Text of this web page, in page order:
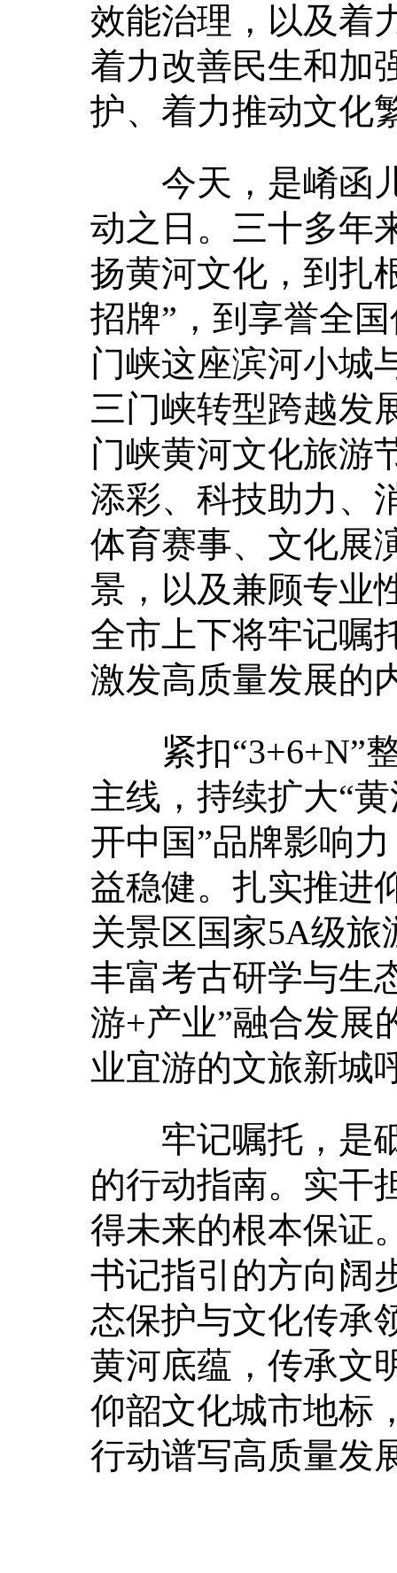
效能治理，以及着
着力改善民生和加
护、着力推动文化
今天，是崤函儿
动之日。三十多年
扬黄河文化，到扎
招牌”，到享誉全
门峡这座滨河小城
三门峡转型跨越发
门峡黄河文化旅游
添彩、科技助力、
体育赛事、文化展
景，以及兼顾专业
全市上下将牢记嘱
激发高质量发展的
紧扣“3+6+N”整
主线，持续扩大“
开中国”品牌影响
益稳健。扎实推进
关景区国家5A级旅
丰富考古研学与
游+产业”融合发展
业宜游的文旅新城
牢记嘱托，是砥
的行动指南。实干
得未来的根本保证
书记指引的方向阔
态保护与文化传承
黄河底蕴，传承文
仰韶文化城市地标
行动谱写高质量发